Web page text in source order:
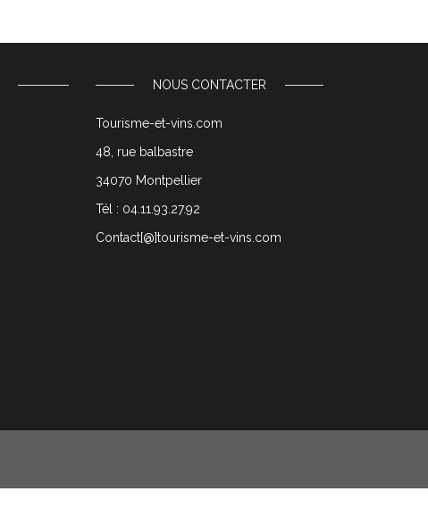
NOUS CONTACTER
Tourisme-et-vins.com
48, rue balbastre
34070 Montpellier
Tél : 04.11.93.27.92
Contact[@]tourisme-et-vins.com